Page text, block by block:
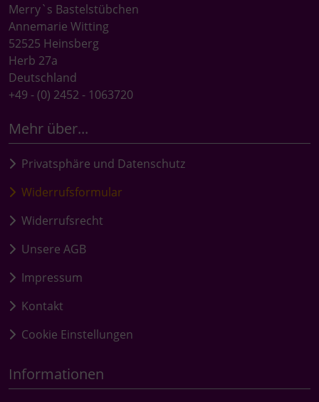
Merry`s Bastelstübchen
Annemarie Witting
52525 Heinsberg
Herb 27a
Deutschland
+49 - (0) 2452 - 1063720
Mehr über...
Privatsphäre und Datenschutz
Widerrufsformular
Widerrufsrecht
Unsere AGB
Impressum
Kontakt
Cookie Einstellungen
Informationen